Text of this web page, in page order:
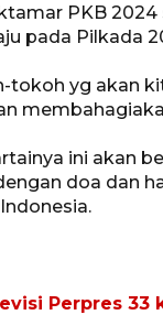
PKB 2024
pada Pilkada
tokoh yg akan
ini akan
doa dan
Perpres 33